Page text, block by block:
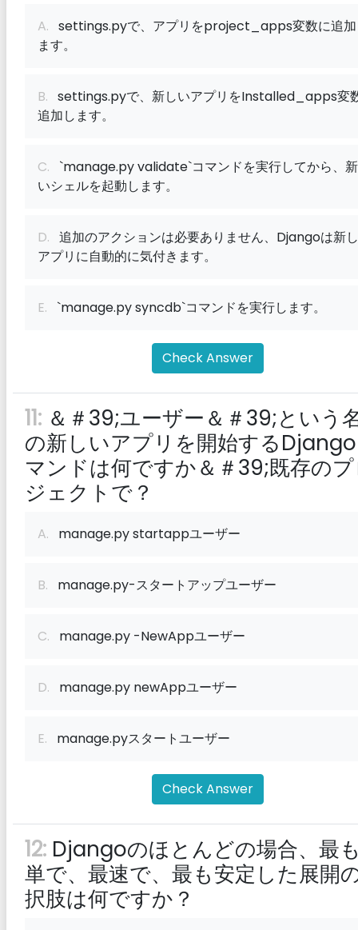
A. settings.pyで、アプリをproject_apps変数に追
ます。
B. settings.pyで、新しいアプリをInstalled_apps変
追加します。
C. `manage.py validate`コマンドを実行してから、
いシェルを起動します。
D. 追加のアクションは必要ありません、Djangoは新
アプリに自動的に気付きます。
E. `manage.py syncdb`コマンドを実行します。
Check Answer
11: ＆＃39;ユーザー＆＃39;という
の新しいアプリを開始する
マンドは何ですか＆＃39;既存の
ジェクトで？
A. manage.py startappユーザー
B. manage.py-スタートアップユーザー
C. manage.py -NewAppユーザー
D. manage.py newAppユーザー
E. manage.pyスタートユーザー
Check Answer
12: Djangoのほとんどの場合、最
単で、最速で、最も安定した展開
択肢は何ですか？